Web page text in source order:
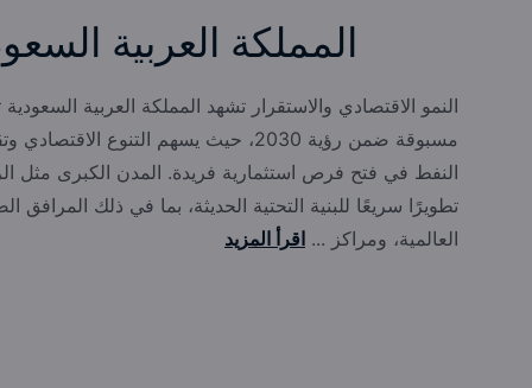
المملكة العربية
النمو الاقتصادي والاستقرار تشهد المملكة العربية
مسبوقة ضمن رؤية 2030، حيث يسهم التنوع
النفط في فتح فرص استثمارية فريدة. المدن الكبرى مثل
تطويرًا سريعًا للبنية التحتية الحديثة، بما في ذلك المرافق
العالمية، ومراكز ... اقرأ المزيد